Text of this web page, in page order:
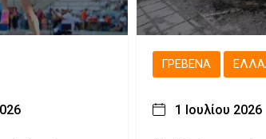
ΓΡΕΒΕΝΆ
1 Ιουλίου 2026